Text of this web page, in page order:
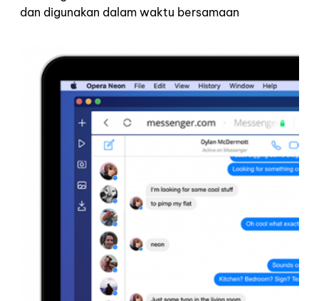
dan digunakan dalam waktu bersamaan